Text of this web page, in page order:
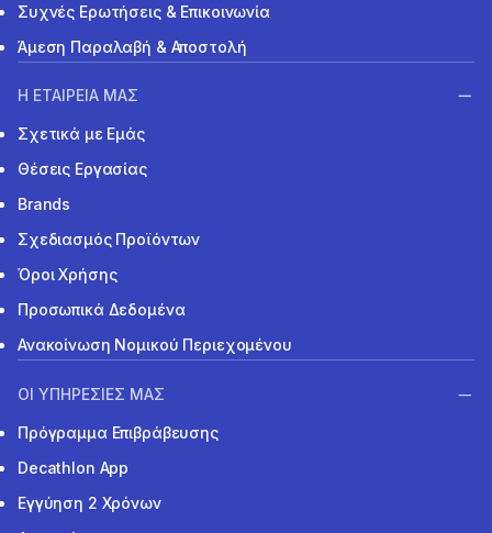
Συχνές Ερωτήσεις & Επικοινωνία
Άμεση Παραλαβή & Αποστολή
Η ΕΤΑΙΡΕΙΑ ΜΑΣ
Σχετικά με Εμάς
Θέσεις Εργασίας
Brands
Σχεδιασμός Προϊόντων
Όροι Χρήσης
Προσωπικά Δεδομένα
Ανακοίνωση Νομικού Περιεχομένου
ΟΙ ΥΠΗΡΕΣΙΕΣ ΜΑΣ
Πρόγραμμα Επιβράβευσης
Decathlon App
Εγγύηση 2 Χρόνων